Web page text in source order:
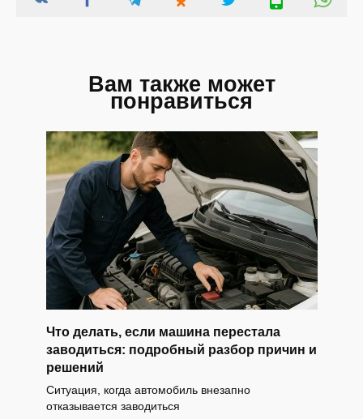
Вам также может
понравиться
Что делать, если машина перестала
заводиться: подробный разбор причин и
решений
Ситуация, когда автомобиль внезапно
отказывается заводиться